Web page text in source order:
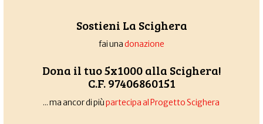
Sostieni La Scighera
fai unadonazione
Dona il tuo 5x1000 alla Scighera!
C.F. 97406860151
... ma ancor di piùpartecipa al Progetto Scighera